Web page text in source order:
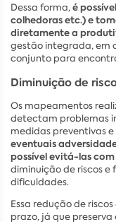
Dessa forma,é
colhedoras etc.) e
diretamente a
gestão integrada, em
conjunto para
Diminuição de
Os mapeamentos
detectam problemas
medidas preventivas
eventuais
possível evitá-las
diminuição de riscos
dificuldades.
Essa redução de
prazo, já que preserva